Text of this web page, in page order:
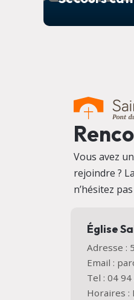
Vous avez
rejoindre ?
n’hésitez
Église
Adresse :
Email :
Tel : 04
Horaires :